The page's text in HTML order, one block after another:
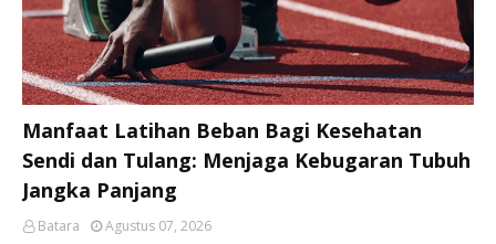
Manfaat Latihan Beban Bagi Kesehatan
Sendi dan Tulang: Menjaga Kebugaran Tubuh
Jangka Panjang
Batara
Agustus 07, 2026